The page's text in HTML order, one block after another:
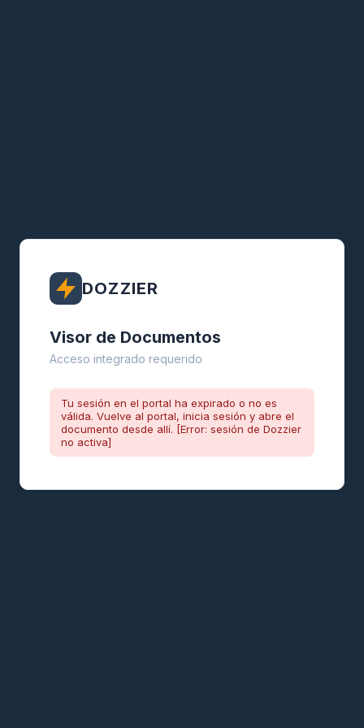
DOZZIER
Visor de Documentos
Acceso integrado requerido
Tu sesión en el portal ha expirado o no es
válida. Vuelve al portal, inicia sesión y abre el
documento desde allí. [Error: sesión de Dozzier
no activa]